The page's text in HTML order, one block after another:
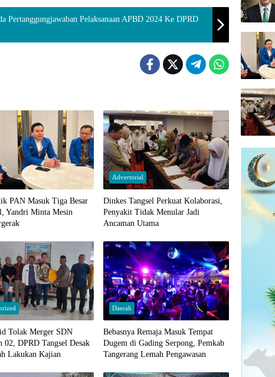
Pertanggungjawaban Pelaksanaan APBD 2024 Ke DPRD
PAN Masuk Tiga Besar
Yandri Minta Mesin
Advertorial
Dinkes Tangsel Perkuat Kolaborasi,
Penyakit Tidak Menular Jadi
Ancaman Utama
Tolak Merger SDN
02, DPRD Tangsel Desak
Lakukan Kajian
Daerah
Bebasnya Remaja Masuk Tempat
Dugem di Gading Serpong, Pemkab
Tangerang Lemah Pengawasan